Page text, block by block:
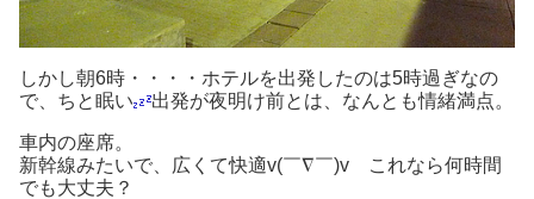
しかし朝6時・・・・ホテルを出発したのは5時過ぎなの
で、ちと眠い
出発が夜明け前とは、なんとも情緒満点。
車内の座席。
新幹線みたいで、広くて快適v(￣∇￣)v これなら何時間
でも大丈夫？